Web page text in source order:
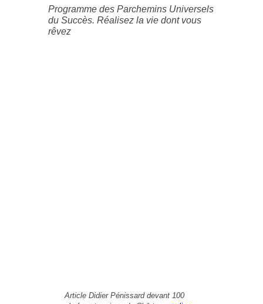
Programme des Parchemins Universels
du Succès. Réalisez la vie dont vous
rêvez
Article Didier Pénissard devant 100